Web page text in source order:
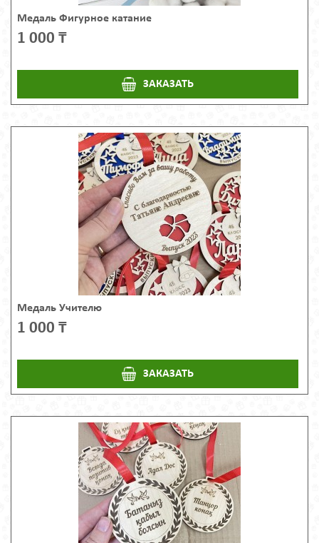
Медаль Фигурное катание
1 000 ₸
ЗАКАЗАТЬ
Медаль Учителю
1 000 ₸
ЗАКАЗАТЬ